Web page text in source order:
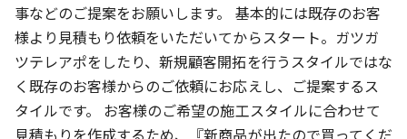
事などのご提案をお願いします。 基本的には既存のお客
様より見積もり依頼をいただいてからスタート。ガツガ
ツテレアポをしたり、新規顧客開拓を行うスタイルではな
く既存のお客様からのご依頼にお応えし、ご提案するス
タイルです。 お客様のご希望の施工スタイルに合わせて